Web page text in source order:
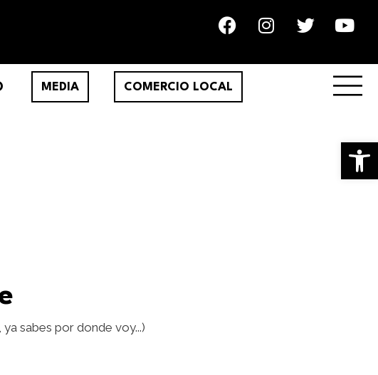
MEDIA COMERCIO LOCAL
sabes por donde voy...)